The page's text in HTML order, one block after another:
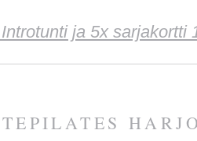
ja 5x sarjakortti